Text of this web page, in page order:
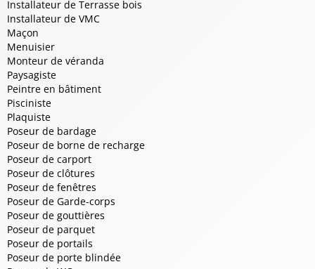
Installateur de Terrasse bois
Installateur de VMC
Maçon
Menuisier
Monteur de véranda
Paysagiste
Peintre en bâtiment
Pisciniste
Plaquiste
Poseur de bardage
Poseur de borne de recharge
Poseur de carport
Poseur de clôtures
Poseur de fenêtres
Poseur de Garde-corps
Poseur de gouttières
Poseur de parquet
Poseur de portails
Poseur de porte blindée